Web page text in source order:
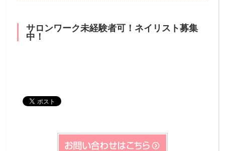
サロンワーク未経験者可！ネイリスト募集
中！